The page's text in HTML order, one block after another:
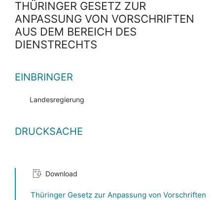
THÜRINGER GESETZ ZUR
ANPASSUNG VON VORSCHRIFTEN
AUS DEM BEREICH DES
DIENSTRECHTS
EINBRINGER
Landesregierung
DRUCKSACHE
Download
Thüringer Gesetz zur Anpassung von Vorschriften